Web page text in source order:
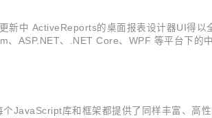
中 ActiveReports的桌面报表设计器UI得以
ASP.NET、.NET Core、WPF 等平台下的
JavaScript库和框架都提供了同样丰富、高